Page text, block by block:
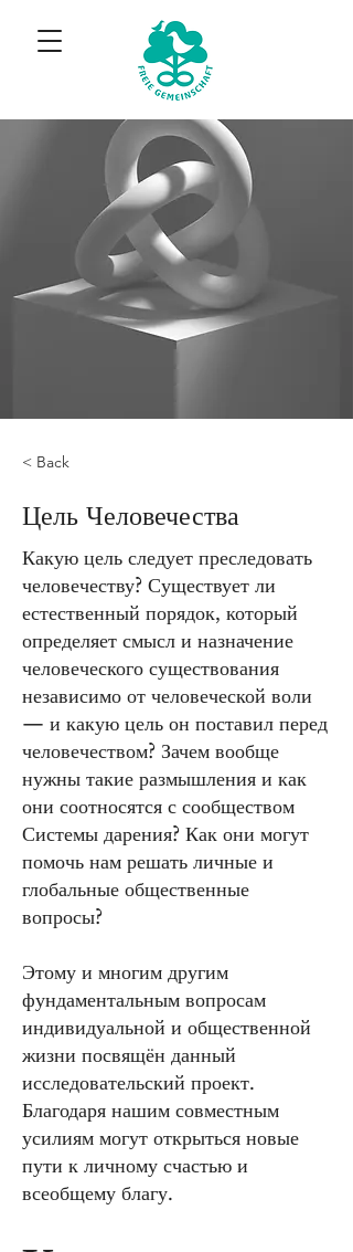
< Back
Цель Человечества
Какую цель следует преследовать
человечеству? Существует ли
естественный порядок, который
определяет смысл и назначение
человеческого существования
независимо от человеческой воли
— и какую цель он поставил перед
человечеством? Зачем вообще
нужны такие размышления и как
они соотносятся с сообществом
Системы дарения? Как они могут
помочь нам решать личные и
глобальные общественные
вопросы?
Этому и многим другим
фундаментальным вопросам
индивидуальной и общественной
жизни посвящён данный
исследовательский проект.
Благодаря нашим совместным
усилиям могут открыться новые
пути к личному счастью и
всеобщему благу.